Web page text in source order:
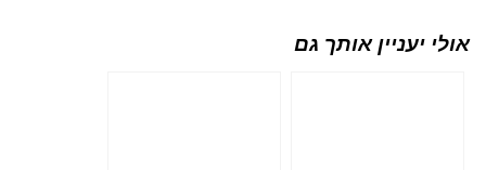
אולי יעניין אותך גם